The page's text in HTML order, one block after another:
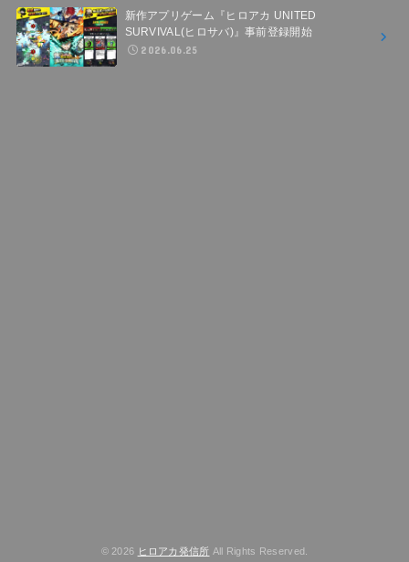
新作アプリゲーム『ヒロアカ UNITED
SURVIVAL(ヒロサバ)』事前登録開始
2026.06.25
© 2026 ヒロアカ発信所 All Rights Reserved.